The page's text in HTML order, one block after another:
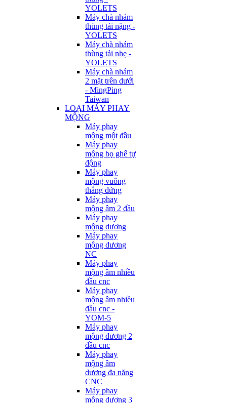
YOLETS
Máy chà nhám
thùng tải nặng -
YOLETS
Máy chà nhám
thùng tải nhẹ -
YOLETS
Máy chà nhám
2 mặt trên dưới
- MingPing
Taiwan
LOẠI MÁY PHAY
MỘNG
Máy phay
mộng một đầu
Máy phay
mộng bọ ghế tự
động
Máy phay
mộng vuông
thẳng đứng
Máy phay
mộng âm 2 đầu
Máy phay
mộng dương
Máy phay
mộng dương
NC
Máy phay
mộng âm nhiều
đầu cnc
Máy phay
mộng âm nhiều
đầu cnc -
YOM-5
Máy phay
mộng dương 2
đầu cnc
Máy phay
mộng âm
dương đa năng
CNC
Máy phay
mộng dương 3